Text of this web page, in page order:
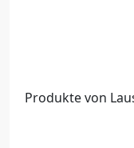
Produkte von